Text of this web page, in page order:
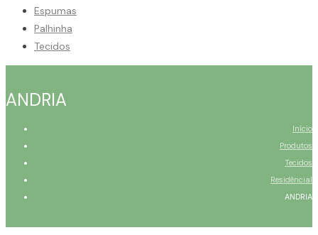
Espumas
Palhinha
Tecidos
ANDRIA
Início
Produtos
Tecidos
Residêncial
ANDRIA